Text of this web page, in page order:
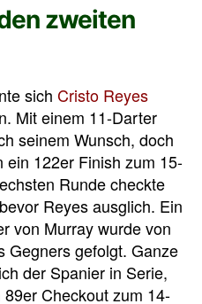
zweiten
sich Cristo Reyes
Mit einem 11-Darter
seinem Wunsch, doch
ein 122er Finish zum 15-
Runde checkte
Reyes ausglich. Ein
von Murray wurde von
Gegners gefolgt. Ganze
der Spanier in Serie,
Checkout zum 14-